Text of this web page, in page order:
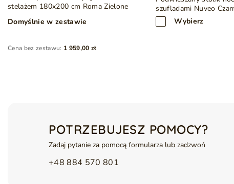
Odpowiednie dla materacy o wymiarach 180x200 cm
Stabilna drewniana rama (nowa, fabrycznie zapakowana
Wymiary łóżka mogą różnić się o ±5 cm ze względu na
stelażem 180x200 cm Roma Zielone
Domyślnie w zestawie
Wybierz
szufladami Nuveo
Cena bez zestawu: 1 959,00 zł
POTRZEBUJESZ POMOCY?
Zadaj pytanie za pomocą formularza lub zadzwoń
+48 884 570 801